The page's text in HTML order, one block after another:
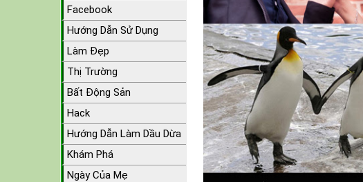
Facebook
Hướng Dẫn Sử Dụng
Làm Đẹp
Thị Trường
Bất Động Sản
Hack
Hướng Dẫn Làm Dầu Dừa
Khám Phá
Ngày Của Mẹ